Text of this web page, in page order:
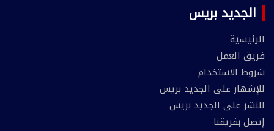
الجديد بريس
الرئيسية
فريق العمل
شروط الاستخدام
للإشهار على الجديد بريس
للنشر على الجديد بريس
إتصل بفريقنا